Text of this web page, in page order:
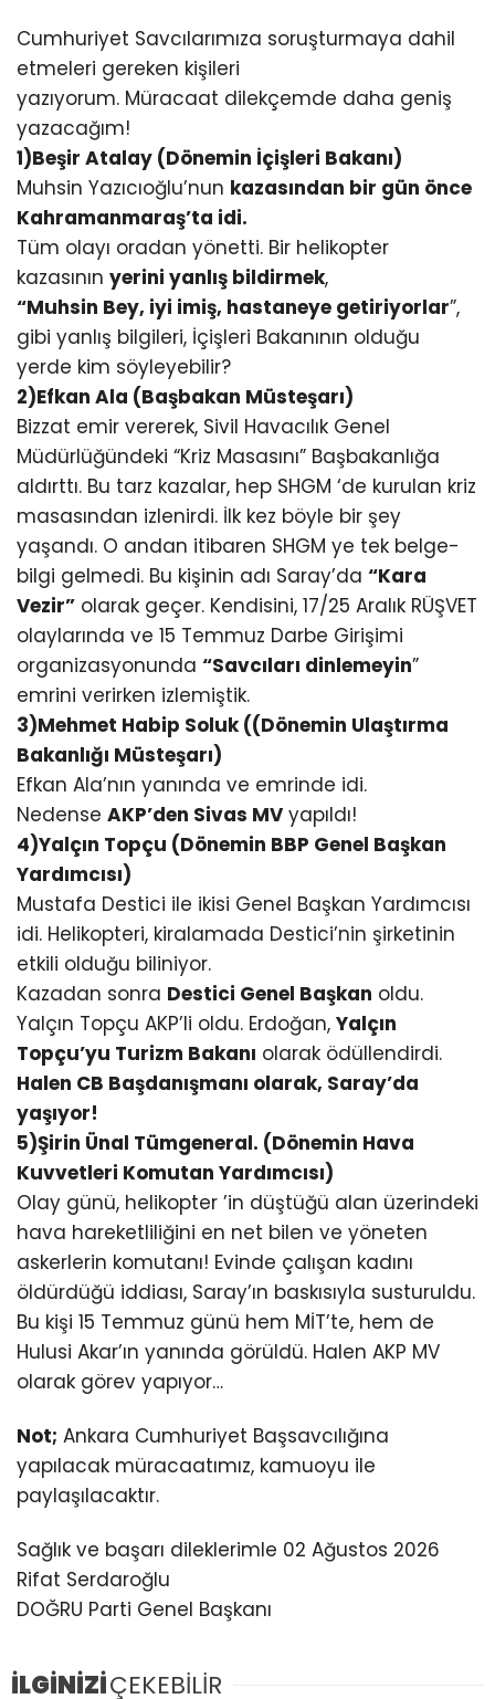
Cumhuriyet Savcılarımıza soruşturmaya dahil
etmeleri gereken kişileri
yazıyorum. Müracaat dilekçemde daha geniş
yazacağım!
1)Beşir Atalay (Dönemin İçişleri Bakanı)
Muhsin Yazıcıoğlu’nun kazasından bir gün önce
Kahramanmaraş’ta idi.
Tüm olayı oradan yönetti. Bir helikopter
kazasının yerini yanlış bildirmek,
“Muhsin Bey, iyi imiş, hastaneye getiriyorlar”,
gibi yanlış bilgileri, İçişleri Bakanının olduğu
yerde kim söyleyebilir?
2)Efkan Ala (Başbakan Müsteşarı)
Bizzat emir vererek, Sivil Havacılık Genel
Müdürlüğündeki “Kriz Masasını” Başbakanlığa
aldırttı. Bu tarz kazalar, hep SHGM ‘de kurulan kriz
masasından izlenirdi. İlk kez böyle bir şey
yaşandı. O andan itibaren SHGM ye tek belge-
bilgi gelmedi. Bu kişinin adı Saray’da “Kara
Vezir” olarak geçer. Kendisini, 17/25 Aralık RÜŞVET
olaylarında ve 15 Temmuz Darbe Girişimi
organizasyonunda “Savcıları dinlemeyin”
emrini verirken izlemiştik.
3)Mehmet Habip Soluk ((Dönemin Ulaştırma
Bakanlığı Müsteşarı)
Efkan Ala’nın yanında ve emrinde idi.
Nedense AKP’den Sivas MV yapıldı!
4)Yalçın Topçu (Dönemin BBP Genel Başkan
Yardımcısı)
Mustafa Destici ile ikisi Genel Başkan Yardımcısı
idi. Helikopteri, kiralamada Destici’nin şirketinin
etkili olduğu biliniyor.
Kazadan sonra Destici Genel Başkan oldu.
Yalçın Topçu AKP’li oldu. Erdoğan, Yalçın
Topçu’yu Turizm Bakanı olarak ödüllendirdi.
Halen CB Başdanışmanı olarak, Saray’da
yaşıyor!
5)Şirin Ünal Tümgeneral. (Dönemin Hava
Kuvvetleri Komutan Yardımcısı)
Olay günü, helikopter ’in düştüğü alan üzerindeki
hava hareketliliğini en net bilen ve yöneten
askerlerin komutanı! Evinde çalışan kadını
öldürdüğü iddiası, Saray’ın baskısıyla susturuldu.
Bu kişi 15 Temmuz günü hem MİT’te, hem de
Hulusi Akar’ın yanında görüldü. Halen AKP MV
olarak görev yapıyor…
Not; Ankara Cumhuriyet Başsavcılığına
yapılacak müracaatımız, kamuoyu ile
paylaşılacaktır.
Sağlık ve başarı dileklerimle 02 Ağustos 2026
Rifat Serdaroğlu
DOĞRU Parti Genel Başkanı
İLGİNİZİÇEKEBİLİR